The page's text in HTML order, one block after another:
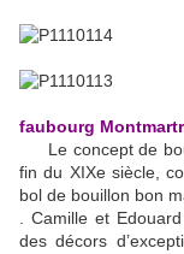
faubourg
Le concept de
fin du XIXe siècle,
bol de bouillon bon
. Camille et
des décors